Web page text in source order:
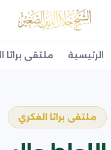
الرئيسية ملتقى براثا
ملتقى براثا الفكري